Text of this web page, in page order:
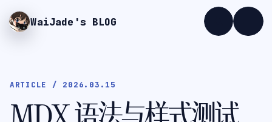
WaiJade 's BLOG
ARTICLE / 2026.03.15